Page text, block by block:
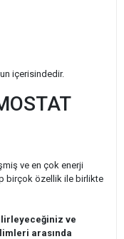
içerisindedir.
ve en çok enerji
birçok özellik ile birlikte
ve
arasında